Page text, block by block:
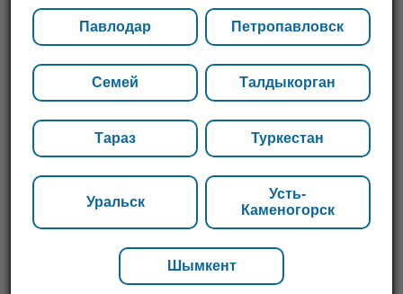
Павлодар Петропавловск
Семей Талдыкорган
Тараз Туркестан
Уральск
Усть-
Каменогорск
Шымкент